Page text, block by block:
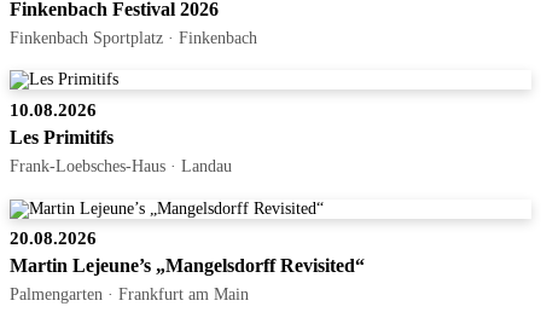
Finkenbach Festival 2026
Finkenbach Sportplatz · Finkenbach
10.08.2026
Les Primitifs
Frank-Loebsches-Haus · Landau
20.08.2026
Martin Lejeune’s „Mangelsdorff Revisited“
Palmengarten · Frankfurt am Main